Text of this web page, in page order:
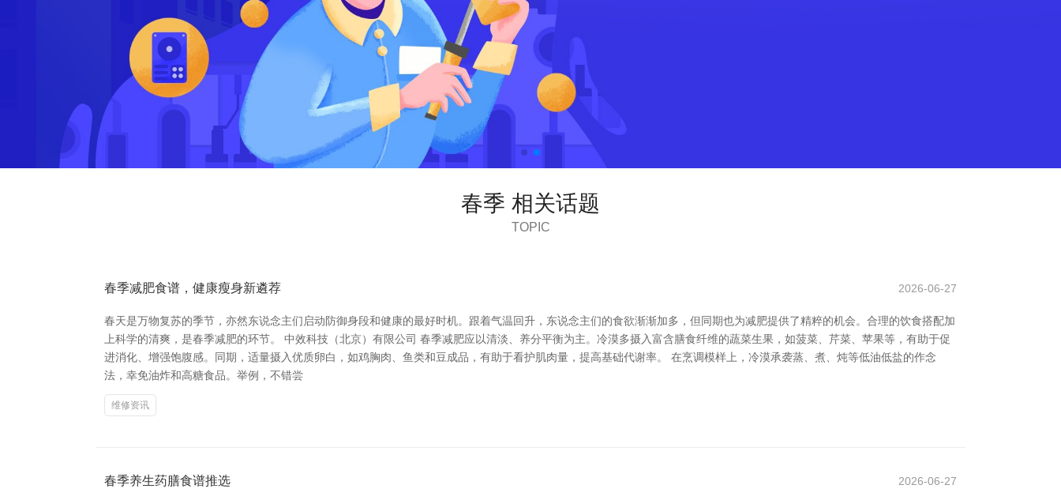
春季 相关话题
TOPIC
春季减肥食谱，健康瘦身新遴荐 2026-06-27
春天是万物复苏的季节，亦然东说念主们启动防御身段和健康的最好时机。跟着气温回升，东说念主们的食欲渐渐加多，但同期也为减肥提供了精粹的机会。合理的饮食搭配加
上科学的清爽，是春季减肥的环节。 中效科技（北京）有限公司 春季减肥应以清淡、养分平衡为主。冷漠多摄入富含膳食纤维的蔬菜生果，如菠菜、芹菜、苹果等，有助于促
进消化、增强饱腹感。同期，适量摄入优质卵白，如鸡胸肉、鱼类和豆成品，有助于看护肌肉量，提高基础代谢率。 在烹调模样上，冷漠承袭蒸、煮、炖等低油低盐的作念
法，幸免油炸和高糖食品。举例，不错尝
维修资讯
春季养生药膳食谱推选 2026-06-27